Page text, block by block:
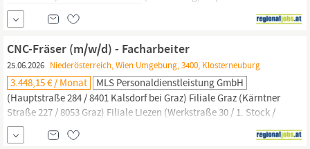
VorteilKörperliche Belastbarkeit (Teilweise schwere
Hebetätigkeiten) Ihre Aufgaben: Schweißarbeiten gemäß
Fertigungsunterlagen bzw. auf Anweisung des Schichtführers
oderder SchweißaufsichtWartung der
CNC-Fräser (m/w/d) - Facharbeiter
25.06.2026 Niederösterreich, Wien Umgebung, 3400, Klosterneuburg
3.448,15 € / Monat
MLS Personaldienstleistung GmbH
(Hauptstraße 284 / 8401 Kalsdorf bei Graz) Filiale Graz (Kärntner
Straße 227 / 8053 Graz) Filiale Liezen (Werkstraße 30 / 1. Stock /
8940 Liezen) Filiale
(Koloman-Wallisch-Platz 17/
8600
Bruckan der